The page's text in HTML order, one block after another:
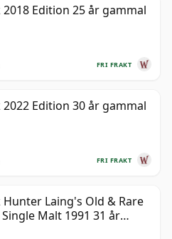
Edition 25 år gammal
FRI FRAKT
Edition 30 år gammal
FRI FRAKT
Laing's Old & Rare
Malt 1991 31 år